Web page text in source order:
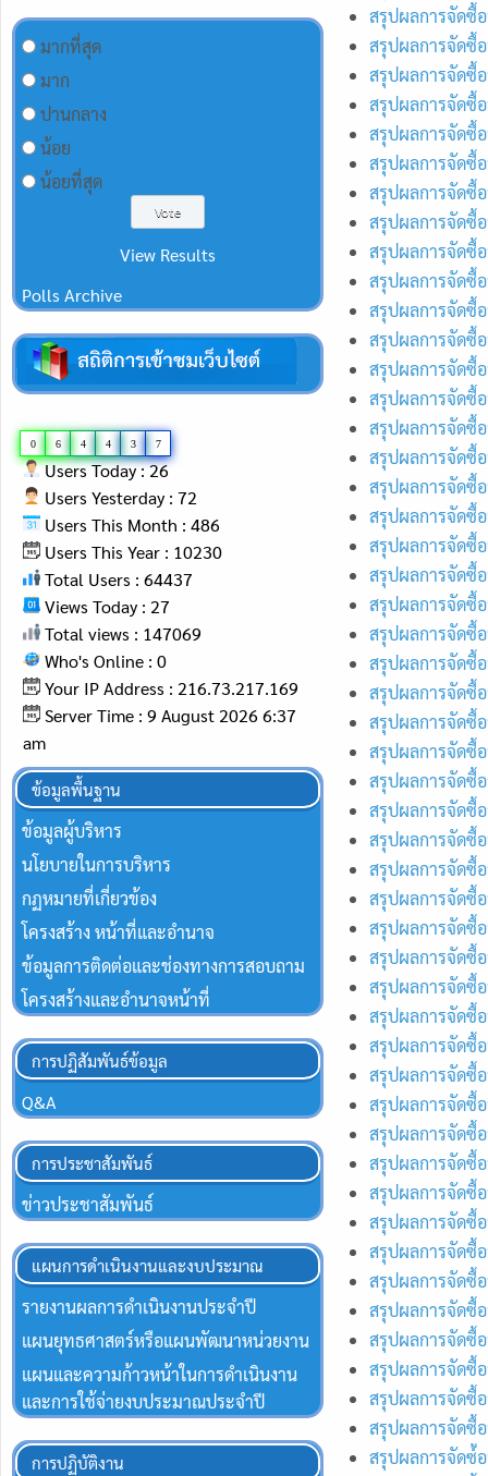
สรุปผลการจัดซื้
สรุปผลการจัดซื้
สรุปผลการจัดซื้
สรุปผลการจัดซื้
สรุปผลการจัดซื้
สรุปผลการจัดซื้
สรุปผลการจัดซื้
สรุปผลการจัดซื้
สรุปผลการจัดซื้
สรุปผลการจัดซื้
สรุปผลการจัดซื้
สรุปผลการจัดซื้
สรุปผลการจัดซื้
สรุปผลการจัดซื้
สรุปผลการจัดซื้
สรุปผลการจัดซื้
สรุปผลการจัดซื้
สรุปผลการจัดซื้
สรุปผลการจัดซื้
สรุปผลการจัดซื้
สรุปผลการจัดซื้
สรุปผลการจัดซื้
สรุปผลการจัดซื้
สรุปผลการจัดซื้
สรุปผลการจัดซื้
สรุปผลการจัดซื้
สรุปผลการจัดซื้
สรุปผลการจัดซื้
สรุปผลการจัดซื้
สรุปผลการจัดซื้
สรุปผลการจัดซื้
สรุปผลการจัดซื้
สรุปผลการจัดซื้
สรุปผลการจัดซื้
สรุปผลการจัดซื้
สรุปผลการจัดซื้
สรุปผลการจัดซื้
สรุปผลการจัดซื้
สรุปผลการจัดซื้
สรุปผลการจัดซื้
สรุปผลการจัดซื้
สรุปผลการจัดซื้
สรุปผลการจัดซื้
สรุปผลการจัดซื้
สรุปผลการจัดซื้
สรุปผลการจัดซื้
สรุปผลการจัดซื้
สรุปผลการจัดซื้
สรุปผลการจัดซื้
สรุปผลการจัดซ์้
มากที่สุด
มาก
ปานกลาง
น้อย
น้อยที่สุด
View Results
Polls Archive
0 6 4 4 3 7
Users Today : 26
Users Yesterday : 72
Users This Month : 486
Users This Year : 10230
Total Users : 64437
Views Today : 27
Total views : 147069
Who's Online : 0
Your IP Address : 216.73.217.169
Server Time : 9 August 2026 6:37
am
ข้อมูลพื้นฐาน
ข้อมูลผู้บริหาร
นโยบายในการบริหาร
กฏหมายที่เกี่ยวข้อง
โครงสร้าง หน้าที่และอำนาจ
ข้อมูลการติดต่อและช่องทางการสอบถาม
โครงสร้างและอำนาจหน้าที่
การปฏิสัมพันธ์ข้อมูล
Q&A
การประชาสัมพันธ์
ข่าวประชาสัมพันธ์
แผนการดำเนินงานและงบประมาณ
รายงานผลการดำเนินงานประจำปี
แผนยุทธศาสตร์หรือแผนพัฒนาหน่วยงาน
แผนและความก้าวหน้าในการดำเนินงาน
และการใช้จ่ายงบประมาณประจำปี
การปฏิบัติงาน